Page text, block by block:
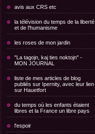
avis aux CRS etc
la télévision du temps de la liberté
et de l'humanisme
les roses de mon jardin
"La tagojn, kaj ties noktojn" -
MON JOURNAL
liste de mes articles de blog
publiés sur Ipernity, avec leur lien
sur Hauetfort
du temps où les enfants étaient
libres et la France un libre pays
l'espoir